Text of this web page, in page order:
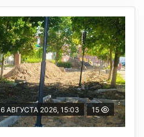
6 АВГУСТА 2026, 15:03 15